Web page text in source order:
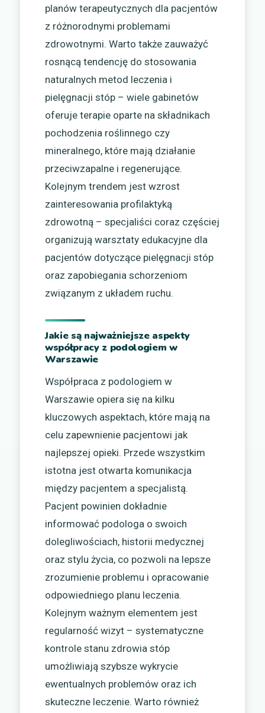
planów terapeutycznych dla pacjentów
z różnorodnymi problemami
zdrowotnymi. Warto także zauważyć
rosnącą tendencję do stosowania
naturalnych metod leczenia i
pielęgnacji stóp – wiele gabinetów
oferuje terapie oparte na składnikach
pochodzenia roślinnego czy
mineralnego, które mają działanie
przeciwzapalne i regenerujące.
Kolejnym trendem jest wzrost
zainteresowania profilaktyką
zdrowotną – specjaliści coraz częściej
organizują warsztaty edukacyjne dla
pacjentów dotyczące pielęgnacji stóp
oraz zapobiegania schorzeniom
związanym z układem ruchu.
Jakie są najważniejsze aspekty
współpracy z podologiem w
Warszawie
Współpraca z podologiem w
Warszawie opiera się na kilku
kluczowych aspektach, które mają na
celu zapewnienie pacjentowi jak
najlepszej opieki. Przede wszystkim
istotna jest otwarta komunikacja
między pacjentem a specjalistą.
Pacjent powinien dokładnie
informować podologa o swoich
dolegliwościach, historii medycznej
oraz stylu życia, co pozwoli na lepsze
zrozumienie problemu i opracowanie
odpowiedniego planu leczenia.
Kolejnym ważnym elementem jest
regularność wizyt – systematyczne
kontrole stanu zdrowia stóp
umożliwiają szybsze wykrycie
ewentualnych problemów oraz ich
skuteczne leczenie. Warto również